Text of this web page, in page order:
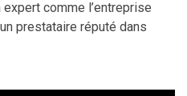
comme l’entreprise
prestataire réputé dans